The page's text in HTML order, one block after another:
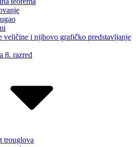
veličine i njihovo grafičko predstavljanje
8. razred
trouglova